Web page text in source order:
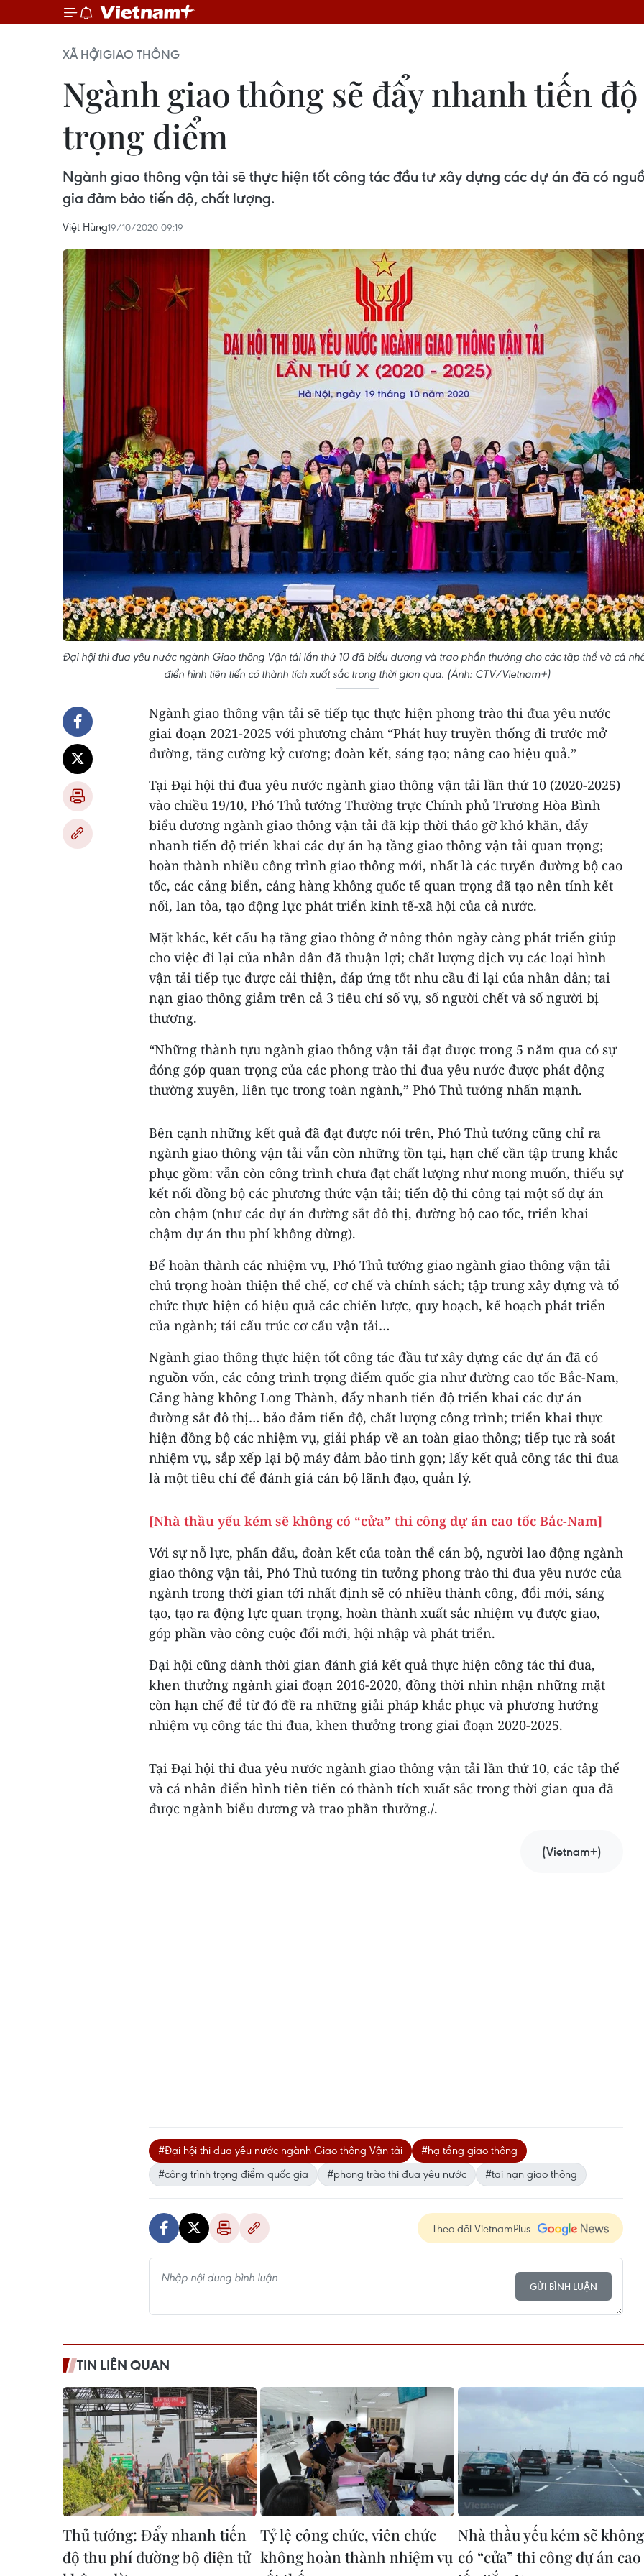
XÃ HỘIGIAO THÔNG
Ngành giao thông sẽ đẩy nhanh tiến
trọng điểm
Ngành giao thông vận tải sẽ thực hiện tốt công tác đầu tư xây dựng các dự án đã có
gia đảm bảo tiến độ, chất lượng.
Việt Hùng19/10/2020 09:19
Đại hội thi đua yêu nước ngành Giao thông Vận tải lần thứ 10 đã biểu dương và trao phần thưởng cho các tâp thể và cá
điển hình tiên tiến có thành tích xuất sắc trong thời gian qua. (Ảnh: CTV/Vietnam+)
Ngành giao thông vận tải sẽ tiếp tục thực hiện phong trào thi đua yêu nước
giai đoạn 2021-2025 với phương châm “Phát huy truyền thống đi trước mở
đường, tăng cường kỷ cương; đoàn kết, sáng tạo; nâng cao hiệu quả.”
Tại Đại hội thi đua yêu nước ngành giao thông vận tải lần thứ 10 (2020-2025)
vào chiều 19/10, Phó Thủ tướng Thường trực Chính phủ Trương Hòa Bình
biểu dương ngành giao thông vận tải đã kịp thời tháo gỡ khó khăn, đẩy
nhanh tiến độ triển khai các dự án hạ tầng giao thông vận tải quan trọng;
hoàn thành nhiều công trình giao thông mới, nhất là các tuyến đường bộ cao
tốc, các cảng biển, cảng hàng không quốc tế quan trọng đã tạo nên tính kết
nối, lan tỏa, tạo động lực phát triển kinh tế-xã hội của cả nước.
Mặt khác, kết cấu hạ tầng giao thông ở nông thôn ngày càng phát triển giúp
cho việc đi lại của nhân dân đã thuận lợi; chất lượng dịch vụ các loại hình
vận tải tiếp tục được cải thiện, đáp ứng tốt nhu cầu đi lại của nhân dân; tai
nạn giao thông giảm trên cả 3 tiêu chí số vụ, số người chết và số người bị
thương.
“Những thành tựu ngành giao thông vận tải đạt được trong 5 năm qua có sự
đóng góp quan trọng của các phong trào thi đua yêu nước được phát động
thường xuyên, liên tục trong toàn ngành,” Phó Thủ tướng nhấn mạnh.
Bên cạnh những kết quả đã đạt được nói trên, Phó Thủ tướng cũng chỉ ra
ngành giao thông vận tải vẫn còn những tồn tại, hạn chế cần tập trung khắc
phục gồm: vẫn còn công trình chưa đạt chất lượng như mong muốn, thiếu sự
kết nối đồng bộ các phương thức vận tải; tiến độ thi công tại một số dự án
còn chậm (như các dự án đường sắt đô thị, đường bộ cao tốc, triển khai
chậm dự án thu phí không dừng).
Để hoàn thành các nhiệm vụ, Phó Thủ tướng giao ngành giao thông vận tải
chú trọng hoàn thiện thể chế, cơ chế và chính sách; tập trung xây dựng và tổ
chức thực hiện có hiệu quả các chiến lược, quy hoạch, kế hoạch phát triển
của ngành; tái cấu trúc cơ cấu vận tải…
Ngành giao thông thực hiện tốt công tác đầu tư xây dựng các dự án đã có
nguồn vốn, các công trình trọng điểm quốc gia như đường cao tốc Bắc-Nam,
Cảng hàng không Long Thành, đẩy nhanh tiến độ triển khai các dự án
đường sắt đô thị… bảo đảm tiến độ, chất lượng công trình; triển khai thực
hiện đồng bộ các nhiệm vụ, giải pháp về an toàn giao thông; tiếp tục rà soát
nhiệm vụ, sắp xếp lại bộ máy đảm bảo tinh gọn; lấy kết quả công tác thi đua
là một tiêu chí để đánh giá cán bộ lãnh đạo, quản lý.
[Nhà thầu yếu kém sẽ không có “cửa” thi công dự án cao tốc Bắc-Nam]
Với sự nỗ lực, phấn đấu, đoàn kết của toàn thể cán bộ, người lao động ngành
giao thông vận tải, Phó Thủ tướng tin tưởng phong trào thi đua yêu nước của
ngành trong thời gian tới nhất định sẽ có nhiều thành công, đổi mới, sáng
tạo, tạo ra động lực quan trọng, hoàn thành xuất sắc nhiệm vụ được giao,
góp phần vào công cuộc đổi mới, hội nhập và phát triển.
Đại hội cũng dành thời gian đánh giá kết quả thực hiện công tác thi đua,
khen thưởng ngành giai đoạn 2016-2020, đồng thời nhìn nhận những mặt
còn hạn chế để từ đó đề ra những giải pháp khắc phục và phương hướng
nhiệm vụ công tác thi đua, khen thưởng trong giai đoạn 2020-2025.
Tại Đại hội thi đua yêu nước ngành giao thông vận tải lần thứ 10, các tâp thể
và cá nhân điển hình tiên tiến có thành tích xuất sắc trong thời gian qua đã
được ngành biểu dương và trao phần thưởng./.
(Vietnam+)
#Đại hội thi đua yêu nước ngành Giao thông Vận tải
#hạ tầng giao thông
#công trình trọng điểm quốc gia
#phong trào thi đua yêu nước #tai nạn giao thông
Theo dõi VietnamPlus
GỬI BÌNH LUẬN
TIN LIÊN QUAN
Thủ tướng: Đẩy nhanh tiến
độ thu phí đường bộ điện tử
Tỷ lệ công chức, viên chức
không hoàn thành nhiệm vụ
Nhà thầu yếu kém sẽ không
có “cửa” thi công dự án cao